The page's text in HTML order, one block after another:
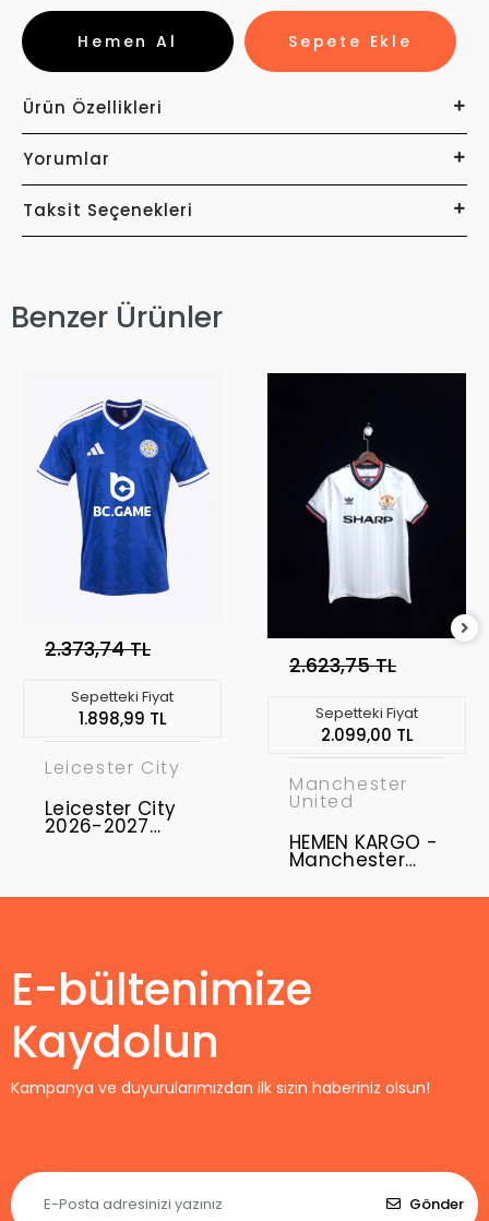
Sepete Ekle
Hemen Al
Ürün Özellikleri
Yorumlar
Taksit Seçenekleri
Benzer Ürünler
2.373,74 TL
Sepetteki Fiyat
1.898,99 TL
Leicester City
Leicester City
2026-2027
2.623,75 TL
Sepetteki Fiyat
2.099,00 TL
Manchester
United
HEMEN KARGO -
Manchester
Kupası Finali
E-bültenimize
Kaydolun
Kampanya ve duyurularımızdan ilk sizin haberiniz olsun!
Gönder